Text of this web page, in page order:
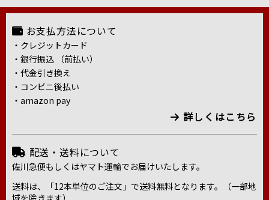
お支払方法について
・クレジットカード
・銀行振込 （前払い）
・代金引き換え
・コンビニ後払い
・amazon pay
詳しくはこちら
配送・送料について
佐川急便もしくはヤマト運輸でお届けいたします。
送料は、「12本単位のご注文」で送料無料となります。（一部地
域を除きます）